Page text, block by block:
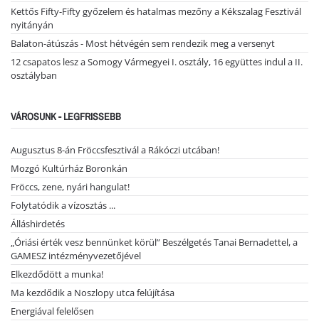
Kettős Fifty-Fifty győzelem és hatalmas mezőny a Kékszalag Fesztivál
nyitányán
Balaton-átúszás - Most hétvégén sem rendezik meg a versenyt
12 csapatos lesz a Somogy Vármegyei I. osztály, 16 együttes indul a II.
osztályban
VÁROSUNK - LEGFRISSEBB
Augusztus 8-án Fröccsfesztivál a Rákóczi utcában!
Mozgó Kultúrház Boronkán
Fröccs, zene, nyári hangulat!
Folytatódik a vízosztás ...
Álláshirdetés
„Óriási érték vesz bennünket körül” Beszélgetés Tanai Bernadettel, a
GAMESZ intézményvezetőjével
Elkezdődött a munka!
Ma kezdődik a Noszlopy utca felújítása
Energiával felelősen